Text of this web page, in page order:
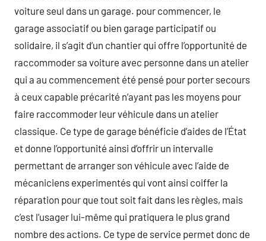
voiture seul dans un garage. pour commencer, le
garage associatif ou bien garage participatif ou
solidaire, il s’agit d’un chantier qui offre l’opportunité de
raccommoder sa voiture avec personne dans un atelier
qui a au commencement été pensé pour porter secours
à ceux capable précarité n’ayant pas les moyens pour
faire raccommoder leur véhicule dans un atelier
classique. Ce type de garage bénéficie d’aides de l’État
et donne l’opportunité ainsi d’offrir un intervalle
permettant de arranger son véhicule avec l’aide de
mécaniciens experimentés qui vont ainsi coiffer la
réparation pour que tout soit fait dans les règles, mais
c’est l’usager lui-même qui pratiquera le plus grand
nombre des actions. Ce type de service permet donc de